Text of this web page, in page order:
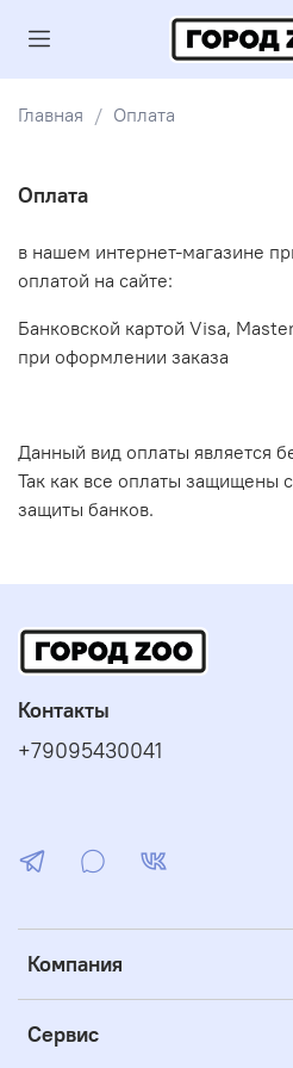
Главная Оплата
Оплата
в нашем интернет-магазине
оплатой на сайте:
Банковской картой Visa,
при оформлении заказа
Данный вид оплаты является
Так как все оплаты защищены
защиты банков.
Компания
Сервис
Контакты
+79095430041